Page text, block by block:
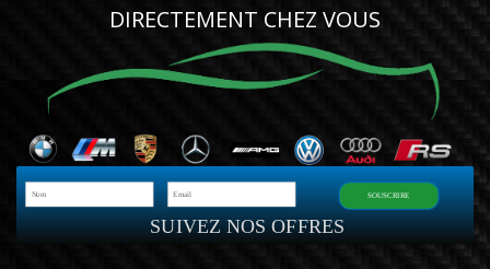
DIRECTEMENT CHEZ VOUS
SUIVEZ NOS OFFRES
SOUSCRIRE